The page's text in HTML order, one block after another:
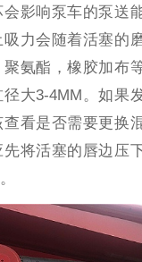
影响泵车的泵送
力会随着活塞的
氨酯，橡胶加布
径大3-4MM。如果
看是否需要更换
将活塞的唇边压